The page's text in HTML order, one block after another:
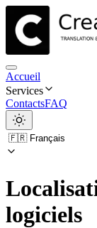
Accueil
Services
ContactsFAQ
logiciels